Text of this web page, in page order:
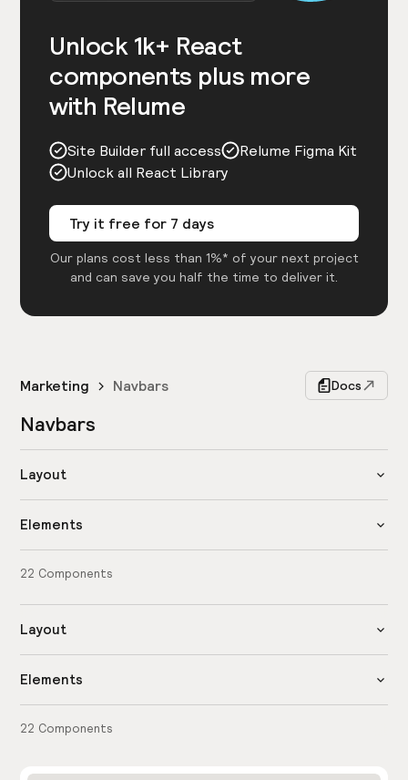
Unlock 1k+ React
components plus more
with Relume
Site Builder full access
Relume Figma Kit
Unlock all React Library
Try it free for 7 days
Our plans cost less than 1%* of your next project
and can save you half the time to deliver it.
Marketing Navbars Docs
Navbars
Layout
Elements
22 Components
Layout
Elements
22 Components